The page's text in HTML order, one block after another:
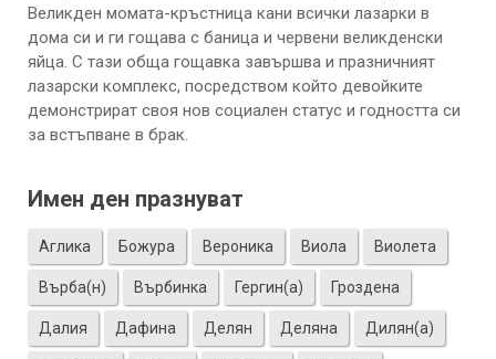
Великден момата-кръстница кани всички лазарки в
дома си и ги гощава с баница и червени великденски
яйца. С тази обща гощавка завършва и празничният
лазарски комплекс, посредством който девойките
демонстрират своя нов социален статус и годността си
за встъпване в брак.
Имен ден празнуват
Аглика Божура Вероника Виола Виолета
Върба(н) Върбинка Гергин(а) Гроздена
Далия Дафина Делян Деляна Дилян(а)